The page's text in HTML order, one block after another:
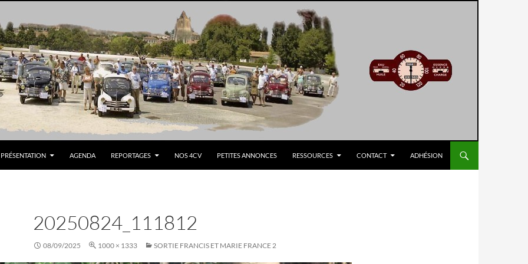
PRÉSENTATION AGENDA REPORTAGES NOS 4CV PETITES ANNONCES RESSOURCES CONTACT ADHÉSION
20250824_111812
08/09/2025 1000 × 1333 SORTIE FRANCIS ET MARIE FRANCE 2